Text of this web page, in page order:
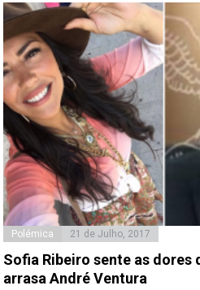
Polémica 21 de Julho, 2017
Sofia Ribeiro sente as dores
arrasa André Ventura